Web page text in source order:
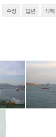
수정 답변 삭제